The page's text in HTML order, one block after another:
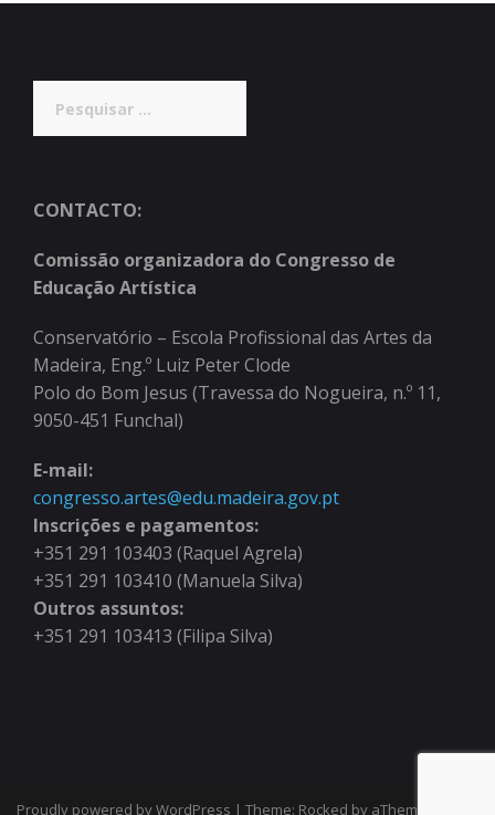
por:
CONTACTO:
Comissão organizadora do Congresso de
Educação Artística
Conservatório – Escola Profissional das Artes da
Madeira, Eng.º Luiz Peter Clode
Polo do Bom Jesus (Travessa do Nogueira, n.º 11,
9050-451 Funchal)
E-mail:
congresso.artes@edu.madeira.gov.pt
Inscrições e pagamentos:
+351 291 103403 (Raquel Agrela)
+351 291 103410 (Manuela Silva)
Outros assuntos:
+351 291 103413 (Filipa Silva)
Proudly powered by WordPress | Theme: Rocked by aThemes.